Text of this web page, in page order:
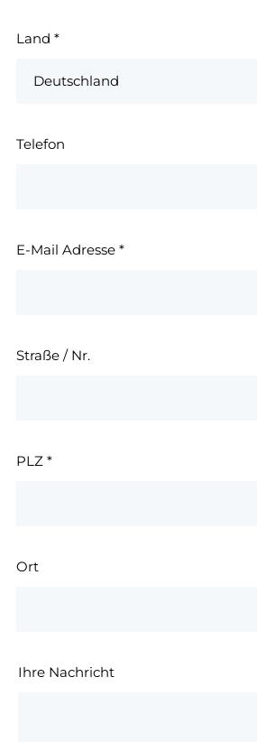
Land *
Telefon
E-Mail Adresse *
Straße / Nr.
PLZ *
Ort
Ihre Nachricht